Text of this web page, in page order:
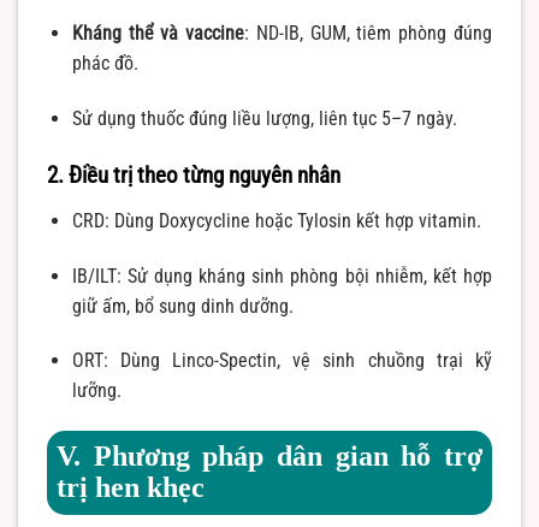
Kháng thể và vaccine: ND-IB, GUM, tiêm phòng đúng
phác đồ.
Sử dụng thuốc đúng liều lượng, liên tục 5–7 ngày.
2. Điều trị theo từng nguyên nhân
CRD: Dùng Doxycycline hoặc Tylosin kết hợp vitamin.
IB/ILT: Sử dụng kháng sinh phòng bội nhiễm, kết hợp
giữ ấm, bổ sung dinh dưỡng.
ORT: Dùng Linco-Spectin, vệ sinh chuồng trại kỹ
lưỡng.
V. Phương pháp dân gian hỗ trợ
trị hen khẹc